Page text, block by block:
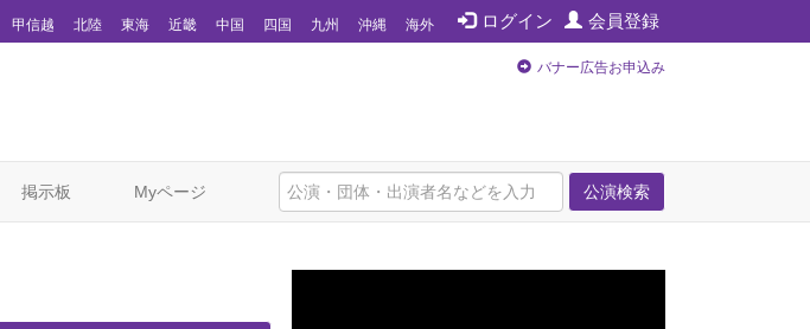
ログイン 会員登録
甲信越 北陸 東海 近畿 中国 四国 九州 沖縄 海外
バナー広告お申込み
公演検索
掲示板 Myページ